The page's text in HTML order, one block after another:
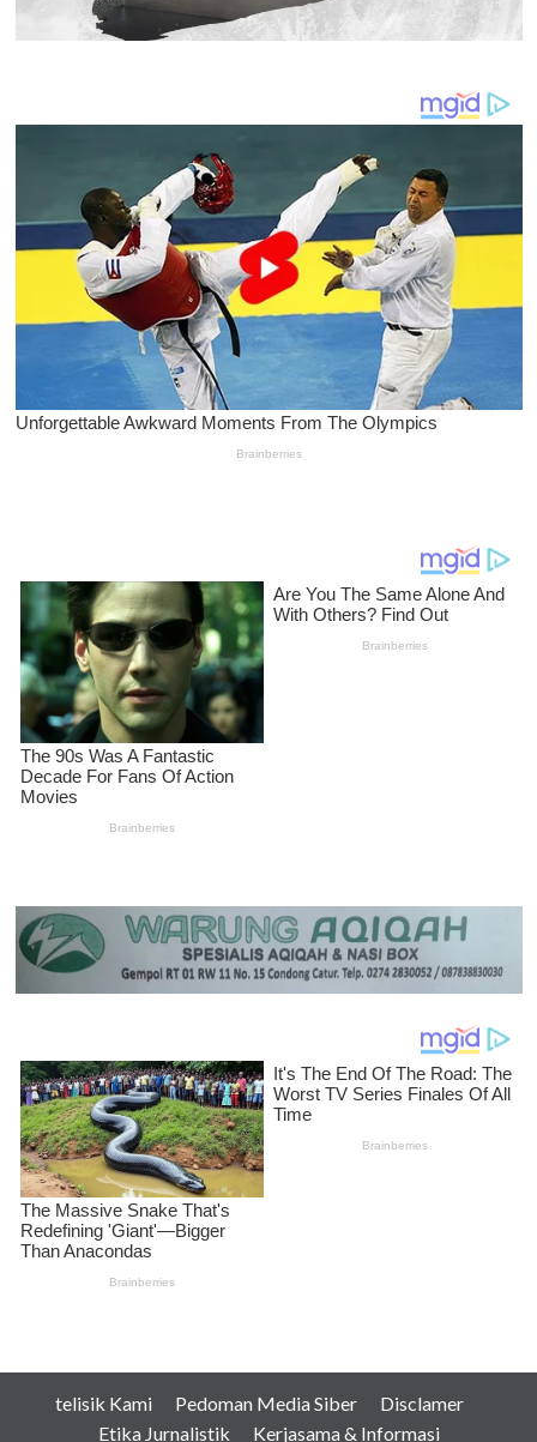
telisik Kami Pedoman Media Siber
Disclamer
Etika Jurnalistik
Kerjasama & Informasi